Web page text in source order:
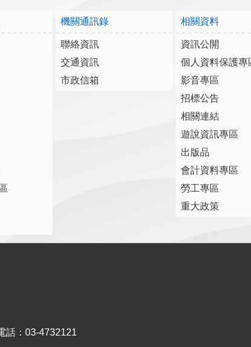
機關通訊錄
聯絡資訊
交通資訊
市政信箱
相關資料
資訊公開
個人資料保護專
影音專區
招標公告
相關連結
遊說資訊專區
出版品
會計資料專區
勞工專區
重大政策
話：03-4732121